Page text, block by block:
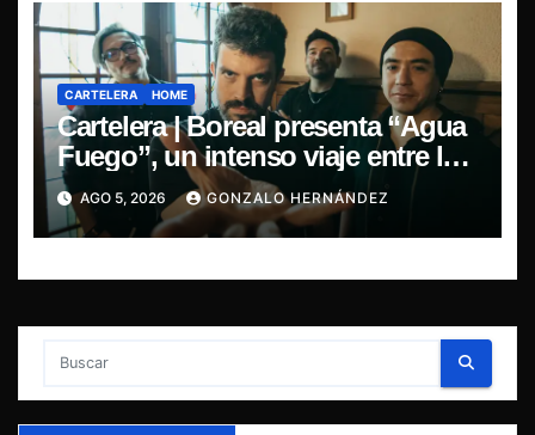
CARTELERA HOME
Cartelera | Boreal presenta “Agua
Fuego”, un intenso viaje entre la
pasión y la desilusión
AGO 5, 2026 GONZALO HERNÁNDEZ